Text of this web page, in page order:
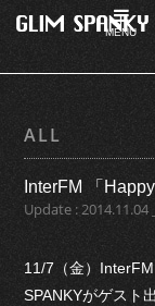
MENU
ALL
InterFM 「
Update : 2014.11.04
11/7（金）
SPANKYがゲスト